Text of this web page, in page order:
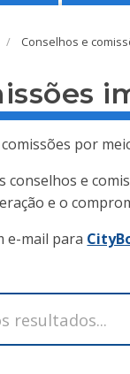
Conselhos e
por
e
e o
e-mail para